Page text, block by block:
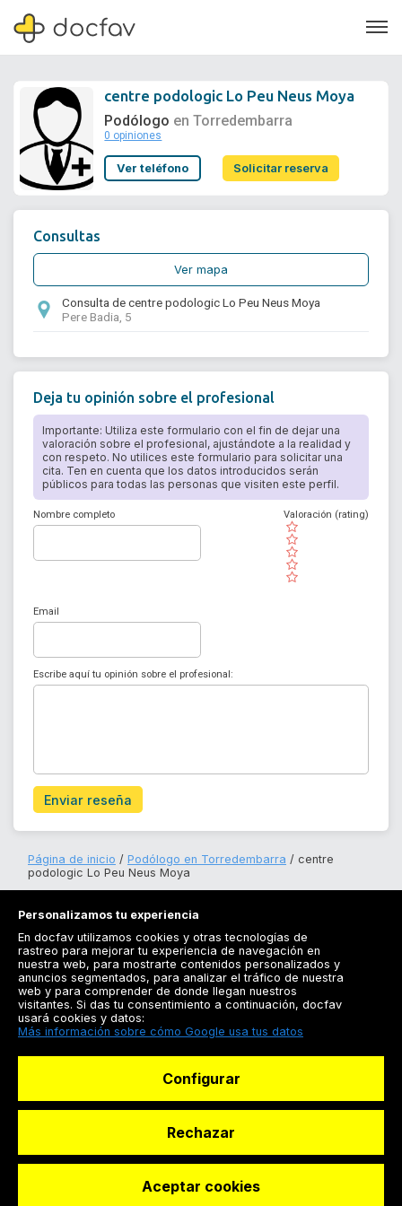
Soporte
centre podologic Lo Peu Neus Moya
Podólogo en Torredembarra
0 opiniones
Ver teléfono Solicitar reserva
Consultas
Ver mapa
Consulta de centre podologic Lo Peu Neus Moya
Pere Badia, 5
Deja tu opinión sobre el profesional
Importante: Utiliza este formulario con el fin de dejar una
valoración sobre el profesional, ajustándote a la realidad y
con respeto. No utilices este formulario para solicitar una
cita. Ten en cuenta que los datos introducidos serán
públicos para todas las personas que visiten este perfil.
Nombre completo
( )
( )
( )
( )
( )
Valoración (rating)
Email
Escribe aquí tu opinión sobre el profesional:
Enviar reseña
Página de inicio Podólogo en Torredembarra
centre
podologic Lo Peu Neus Moya
Registrarse
Docfav
© Dashboard Technologies S.L
Personalizamos tu experiencia
En docfav utilizamos cookies y otras tecnologías de
rastreo para mejorar tu experiencia de navegación en
nuestra web, para mostrarte contenidos personalizados y
anuncios segmentados, para analizar el tráfico de nuestra
web y para comprender de donde llegan nuestros
visitantes. Si das tu consentimiento a continuación, docfav
usará cookies y datos:
Más información sobre cómo Google usa tus datos
Configurar
Rechazar
Aceptar cookies